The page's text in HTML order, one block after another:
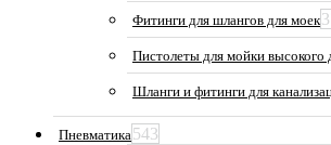
Фитинги для шлангов для моек
Пистолеты для мойки высокого
Шланги и фитинги для
Пневматика543